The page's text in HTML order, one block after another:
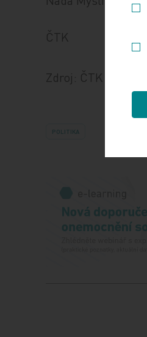
ČTK
Zdroj: ČTK
POLITIKA